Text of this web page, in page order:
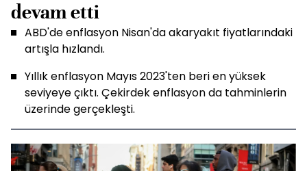
devam etti
ABD'de enflasyon Nisan'da akaryakıt fiyatlarındaki
artışla hızlandı.
Yıllık enflasyon Mayıs 2023'ten beri en yüksek
seviyeye çıktı. Çekirdek enflasyon da tahminlerin
üzerinde gerçekleşti.